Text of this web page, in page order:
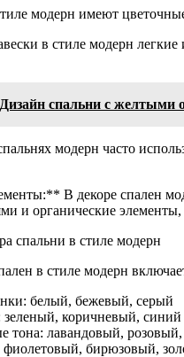
модерн имеют цветочные
в стиле модерн
Дизайн спальни с желтыми
модерн часто
В декоре спален
и органические
спальни в стиле модерн
в стиле модерн
белый, бежевый, серый
коричневый, синий
тона: лавандовый, розовый,
бирюзовый,